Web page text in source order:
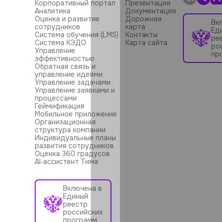
Корпоративный портал
Аналитика
Оценка и развитие
сотрудников
Система обучения (LMS)
Система КЭДО
Управление
эффективностью
Обратная связь и
управление идеями
Управление задачами
Управление заявками и
процессами
Геймификация
Мобильное приложение
Организационная
структура компании
Индивидуальные планы
развития сотрудников
Оценка 360 градусов
AI‑ассистент Тима
Презентация
Документация
Дорожная
карта
Контакты
Карта сайта
Включена в
Единый
реестр
российских
программ